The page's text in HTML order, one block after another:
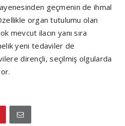
geçmenin de ihmal
organ tutulumu olan
mevcut ilacın yanı sıra
yeni tedaviler de
dirençli, seçilmiş olgularda